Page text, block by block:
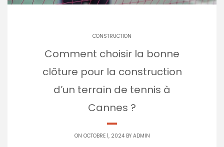
CONSTRUCTION
Comment choisir la bonne
clôture pour la construction
d’un terrain de tennis à
Cannes ?
ON OCTOBRE 1, 2024 BY ADMIN